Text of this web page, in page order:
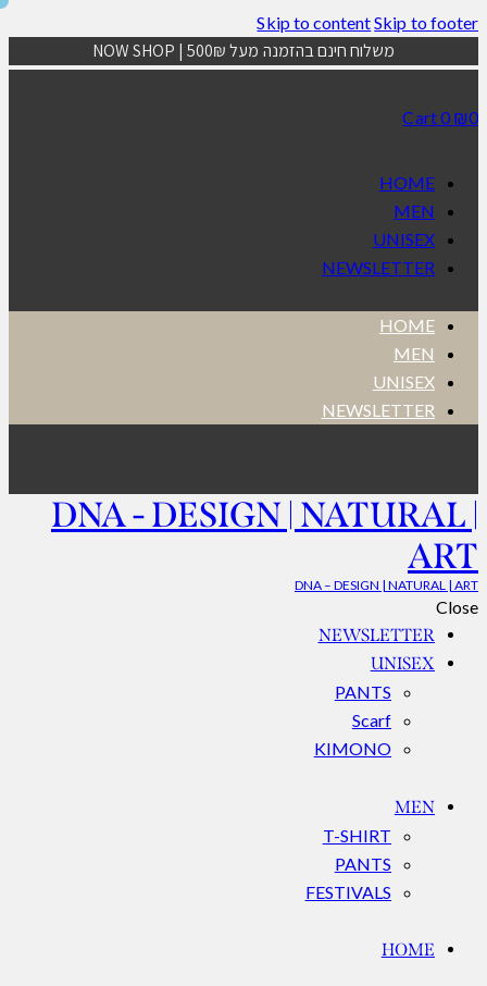
Skip to contentSkip to footer
משלוח חינם בהזמנה מעל 500₪ | NOW SHOP
₪0
0
Cart
HOME
MEN
UNISEX
NEWSLETTER
HOME
MEN
UNISEX
NEWSLETTER
DNA - DESIGN | NATURAL |
ART
DNA – DESIGN | NATURAL | ART
Close
NEWSLETTER
UNISEX
PANTS
Scarf
KIMONO
MEN
T-SHIRT
PANTS
FESTIVALS
HOME